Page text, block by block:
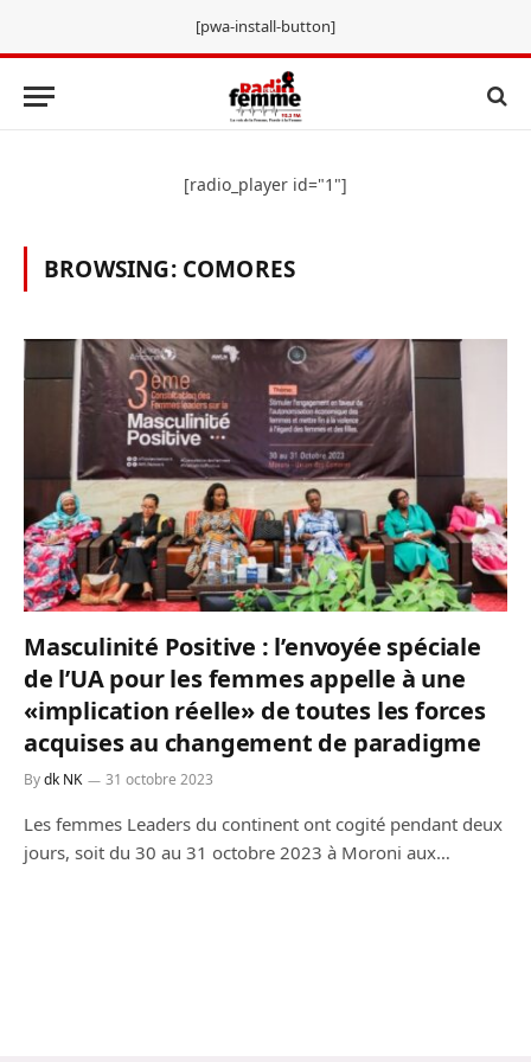
[pwa-install-button]
[radio_player id="1"]
BROWSING: COMORES
Masculinité Positive : l’envoyée spéciale
de l’UA pour les femmes appelle à une
«implication réelle» de toutes les forces
acquises au changement de paradigme
Bydk NK 31 octobre 2023
Les femmes Leaders du continent ont cogité pendant deux
jours, soit du 30 au 31 octobre 2023 à Moroni aux…